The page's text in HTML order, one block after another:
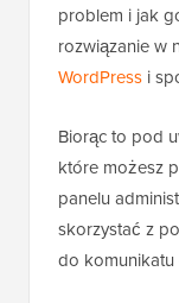
problem i jak
rozwiązanie w
WordPress i
Biorąc to pod
które możesz
panelu
skorzystać z
do komunikatu